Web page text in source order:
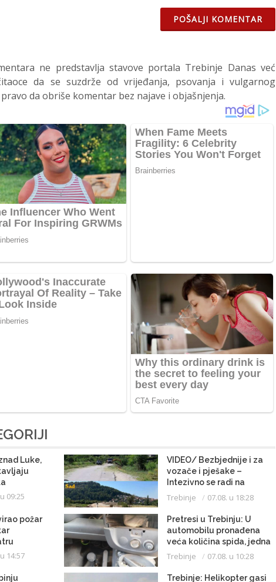
POŠALJI KOMENTAR
ne predstavlja stavove portala Trebinje Danas već
da se suzdrže od vrijeđanja, psovanja i vulgarnog
da obriše komentar bez najave i objašnjenja.
Luke,
09:25
VIDEO/ Bezbjednije i za
vozače i pješake –
Intezivno se radi na
proširenju saobraćajnice
Trebinje 07.08. u 18:28
požar
14:57
Pretresi u Trebinju: U
automobilu pronađena
veća količina spida, jedna
osoba uhapšena
Trebinje 07.08. u 10:28
Trebinje: Helikopter gasi